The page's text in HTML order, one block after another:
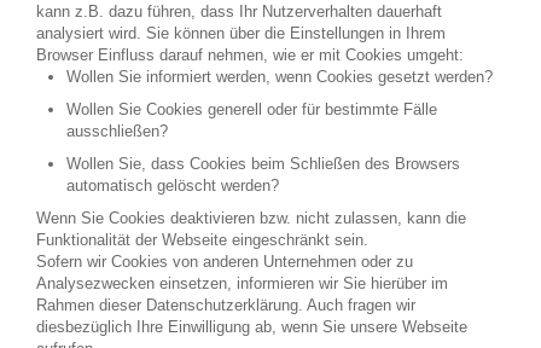
kann z.B. dazu führen, dass Ihr Nutzerverhalten dauerhaft
analysiert wird. Sie können über die Einstellungen in Ihrem
Browser Einfluss darauf nehmen, wie er mit Cookies umgeht:
Wollen Sie informiert werden, wenn Cookies gesetzt werden?
Wollen Sie Cookies generell oder für bestimmte Fälle
ausschließen?
Wollen Sie, dass Cookies beim Schließen des Browsers
automatisch gelöscht werden?
Wenn Sie Cookies deaktivieren bzw. nicht zulassen, kann die
Funktionalität der Webseite eingeschränkt sein.
Sofern wir Cookies von anderen Unternehmen oder zu
Analysezwecken einsetzen, informieren wir Sie hierüber im
Rahmen dieser Datenschutzerklärung. Auch fragen wir
diesbezüglich Ihre Einwilligung ab, wenn Sie unsere Webseite